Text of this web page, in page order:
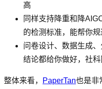
高
同样支持降重和降
的检测标准，能帮你
问卷设计、数据生成
结论都给你做好，社科
整体来看， PaperTan也是非